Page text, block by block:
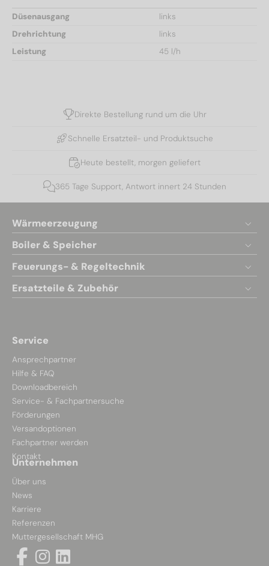
Düsenausgang
links
Drehrichtung
links
Leistung
45 l/h
Direkte Bestellung rund um die Uhr
Schnelle Ersatzteil- und Produktsuche
Heute bestellt, morgen geliefert
365 Tage Support, Antwort innert 24 Stunden
Wärmeerzeugung
Boiler & Speicher
Feuerungs- & Regeltechnik
Ersatzteile & Zubehör
Service
Ansprechpartner
Hilfe & FAQ
Downloadbereich
Service- & Fachpartnersuche
Förderungen
Versandoptionen
Fachpartner werden
Kontakt
Unternehmen
Über uns
News
Karriere
Referenzen
Muttergesellschaft MHG